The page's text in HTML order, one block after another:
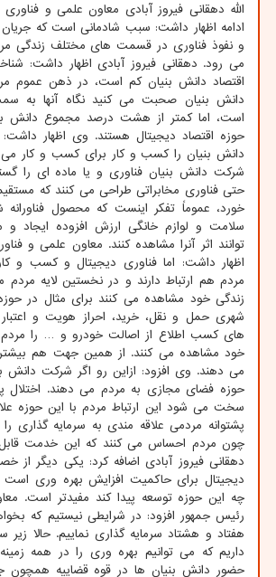
الله دهقانی فیروز آبادی معاون علمی و
ادامه اظهار داشت: سبب شادمانی است که جریان
و نفوذ فناوری در قسمت های مختلف زندگی
می رود. دهقانی فیروز آبادی اظهار داشت:
اقتصاد دانش بنیان کم است، در ذهن عموم
دانش بنیان صحبت می کنید نگاه آنها به
است، اما کمتر از هشت درصد مجموع دانش
حوزه اقتصاد دیجیتال هستند. وی اظهار
دانش بنیان را کسب و کار برای کسب و کار می
شرکت دانش بنیان فناوری و یا ماده ای را
حتی فناوری مخابراتی طراحی می کنند که
خورد، عموماً تفکر اینست که محصول فناورانه
سلامت و لوازم خانگی ارزش افزوده ایجاد و
توانند اثر آنرا مشاهده کنند. معاون علمی و
اظهار داشت: اما فناوری دیجیتال و کسب و
مردم هم ارتباط دارند و در نخستین لایه مردم می
زندگی خود مشاهده می کنند برای مثال در
شهری حمل و نقل، خرید، احراز هویت و اعتبار
های کسب اطلاع از اصالت خودرو و … را مردم
خود مشاهده می کنند. از همین جهت هم
می دهند. وی افزود: ازاین رو اگر شرکت دانش
حوزه فضای مجازی به مردم می دهند. اختلال
سخت می شود این ارتباط مردم با این حوزه
پشتوانه مردمی علاقه مندی به سرمایه گذاری
چون مردم احساس می کنند که این خدمت قابل
دهقانی فیروز آبادی اضافه کرد: یکی دیگر از
دیجیتال برای حاکمیت افزایش بهره وری
چه این حوزه توسعه پیدا کند مفیدتر است.
رئیس جمهور افزود: در شرایطی نیستیم که
هفتاد و هشتاد سرمایه گذاری نماییم. حالا زیر
داریم که می توانیم بهره وری را در همه
حضور دانش بنیان ها در قوه قضاییه همچون